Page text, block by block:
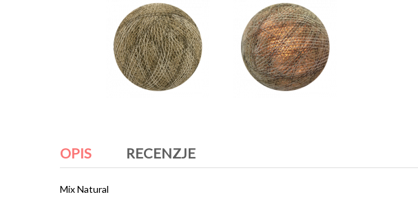
OPIS RECENZJE
Mix Natural